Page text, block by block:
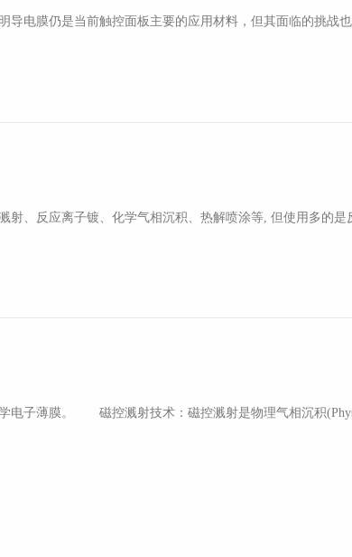
反应离子镀、化学气相沉积、热解喷涂等, 但使用多的